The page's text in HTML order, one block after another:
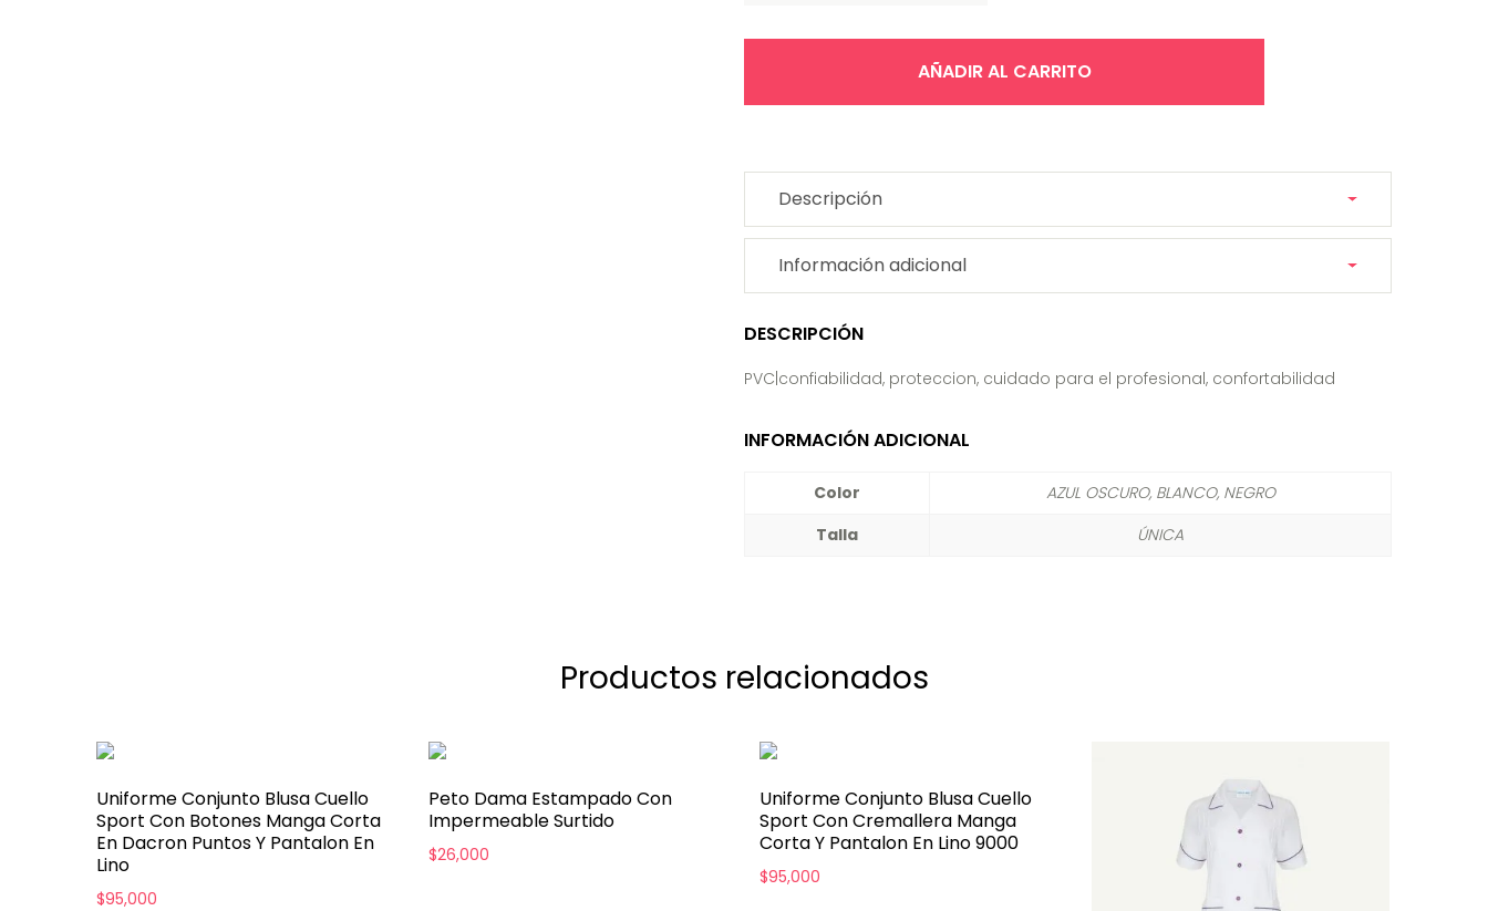
AÑADIR AL CARRITO
Descripción
Información adicional
DESCRIPCIÓN
PVC|confiabilidad, proteccion, cuidado para el profesional, confortabilidad
INFORMACIÓN ADICIONAL
Color
AZUL OSCURO, BLANCO, NEGRO
Talla
ÚNICA
Productos relacionados
Uniforme Conjunto Blusa Cuello
Sport Con Botones Manga Corta
En Dacron Puntos Y Pantalon En
Lino
$95,000
Peto Dama Estampado Con
Impermeable Surtido
$26,000
Uniforme Conjunto Blusa Cuello
Sport Con Cremallera Manga
Corta Y Pantalon En Lino 9000
$95,000